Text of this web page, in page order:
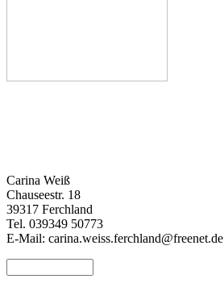
Carina Weiß
Chauseestr. 18
39317 Ferchland
Tel. 039349 50773
E-Mail: carina.weiss.ferchland@freenet.de